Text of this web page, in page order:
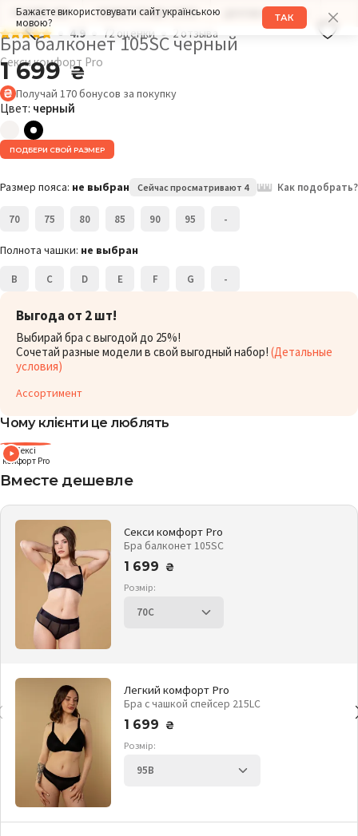
Бажаєте використовувати сайт українською
мовою?
ТАК
РАЗМЕР: 80F ОБХВАТ ГРУДИ: 103СМ ДРУГИЕ МОДЕЛИ
4.9 72 оценки 2 отзыва
Бра балконет 105SC черный
Секси комфорт Pro
1 699₴
Получай 170бонусов за покупку
Цвет: черный
ПОДБЕРИ СВОЙ РАЗМЕР
Размер пояса: не выбран Сейчас просматривают 4 Как подобрать?
70 75 80 85 90 95 -
Полнота чашки: не выбран
B C D E F G -
Выгода от 2 шт!
Выбирай бра с выгодой до 25%!
Сочетай разные модели в свой выгодный набор! (Детальные
условия)
Ассортимент
Чому клієнти це люблять
Сексі
комфорт Pro
Вместе дешевле
Секси комфорт Pro
Бра балконет 105SC
1 699
₴
Розмір:
Легкий комфорт Pro
Бра с чашкой спейсер 215LC
1 699
₴
Розмір: